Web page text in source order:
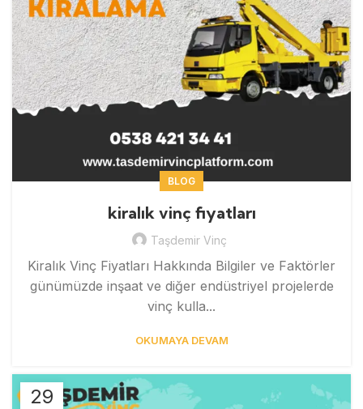
BLOG
kiralık vinç fiyatları
Taşdemir Vinç
Kiralık Vinç Fiyatları Hakkında Bilgiler ve Faktörler
günümüzde inşaat ve diğer endüstriyel projelerde
vinç kulla...
OKUMAYA DEVAM
29